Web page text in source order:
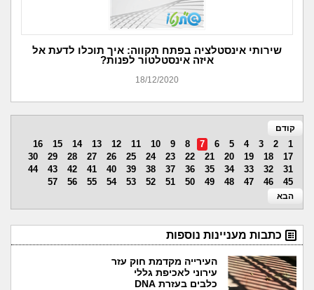
שירותי אינסטלציה בפתח תקווה: איך תוכלו לדעת אל
איזה אינסטלטור לפנות?
18/12/2020
קודם
1
2
3
4
5
6
7
8
9
10
11
12
13
14
15
16
17
18
19
20
21
22
23
24
25
26
27
28
29
30
31
32
33
34
35
36
37
38
39
40
41
42
43
44
45
46
47
48
49
50
51
52
53
54
55
56
57
הבא
כתבות מעניינות נוספות
העירייה מקדמת חוק עזר
עירוני לאכיפת גללי
כלבים בעזרת DNA